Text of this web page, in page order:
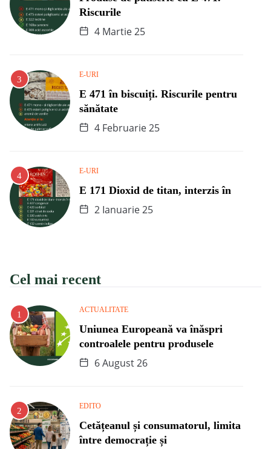
Riscurile
4 Martie 25
E-URI
E 471 în biscuiți. Riscurile pentru
sănătate
4 Februarie 25
E-URI
E 171 Dioxid de titan, interzis în
2 Ianuarie 25
Cel mai recent
ACTUALITATE
Uniunea Europeană va înăspri
controalele pentru produsele
6 August 26
EDITO
Cetățeanul și consumatorul, limita
între democrație și